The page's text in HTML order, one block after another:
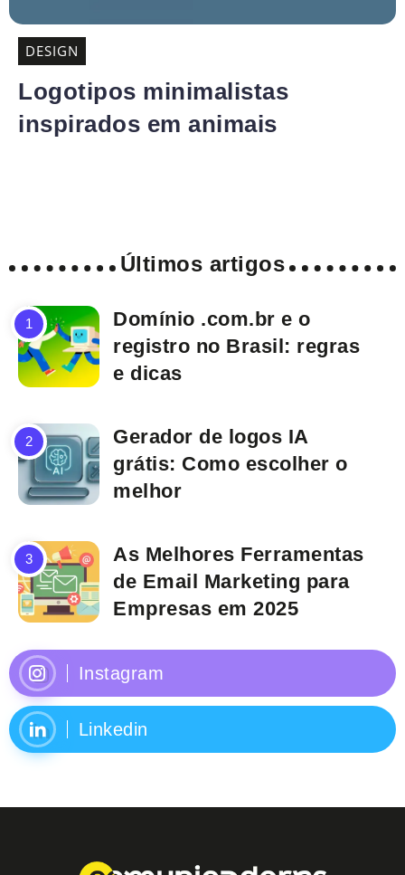
DESIGN
Logotipos minimalistas
inspirados em animais
Últimos artigos
Domínio .com.br e o
registro no Brasil: regras
e dicas
Gerador de logos IA
grátis: Como escolher o
melhor
As Melhores Ferramentas
de Email Marketing para
Empresas em 2025
Instagram
Linkedin